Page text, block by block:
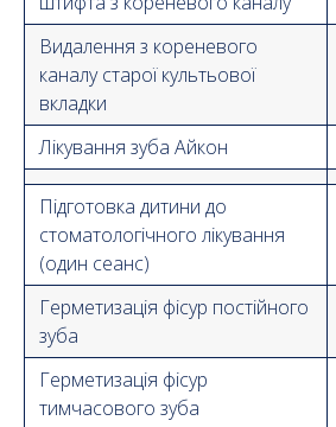
Видалення з кореневого
каналу старої культьової
вкладки
Лікування зуба Айкон
Підготовка дитини до
стоматологічного лікування
(один сеанс)
Герметизація фісур постійного
зуба
Герметизація фісур
тимчасового зуба